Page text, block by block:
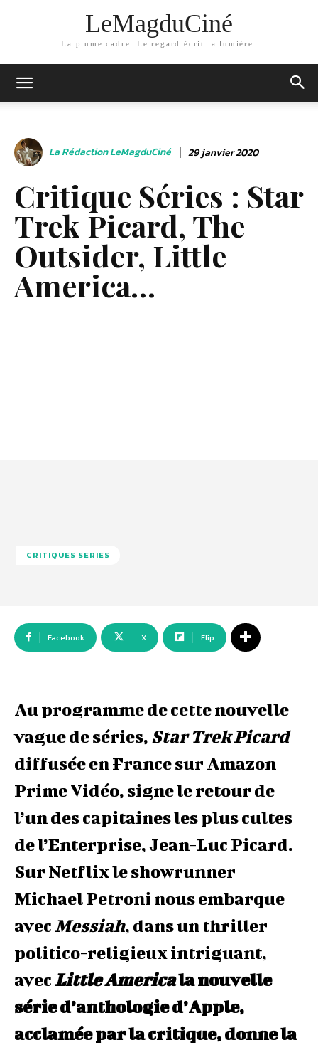
LeMagduCiné
La plume cadre. Le regard écrit la lumière.
La Rédaction LeMagduCiné 29 janvier 2020
Critique Séries : Star
Trek Picard, The
Outsider, Little
America…
CRITIQUES SERIES
Facebook X Flip
Au programme de cette nouvelle
vague de séries, Star Trek Picard
diffusée en France sur Amazon
Prime Vidéo, signe le retour de
l’un des capitaines les plus cultes
de l’Enterprise, Jean-Luc Picard.
Sur Netflix le showrunner
Michael Petroni nous embarque
avec Messiah, dans un thriller
politico-religieux intriguant,
avecLittle Americala nouvelle
série d’anthologie d’Apple,
acclamée par la critique, donne la